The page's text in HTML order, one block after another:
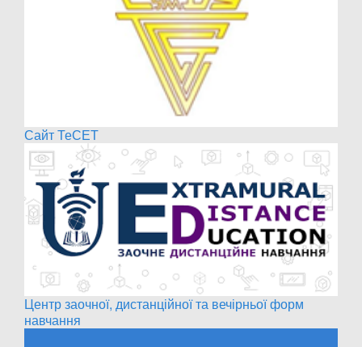
Сайт ТеСЕТ
Центр заочної, дистанційної та вечірньої форм
навчання